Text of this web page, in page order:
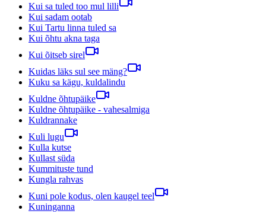
Kui sa tuled too mul lilli
Kui sadam ootab
Kui Tartu linna tuled sa
Kui õhtu akna taga
Kui õitseb sirel
Kuidas läks sul see mäng?
Kuku sa kägu, kuldalindu
Kuldne õhtupäike
Kuldne õhtupäike - vahesalmiga
Kuldrannake
Kuli lugu
Kulla kutse
Kullast süda
Kummituste tund
Kungla rahvas
Kuni pole kodus, olen kaugel teel
Kuninganna